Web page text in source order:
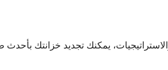
يمكنك تجديد خزانتك